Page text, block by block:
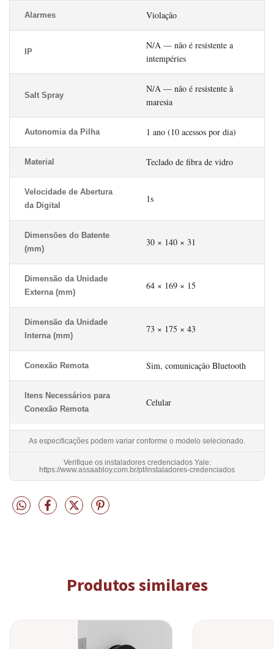
Alarmes Violação
IP
N/A — não é resistente a
intempéries
Salt Spray
N/A — não é resistente à
maresia
Autonomia da Pilha 1 ano (10 acessos por dia)
Material Teclado de fibra de vidro
Velocidade de Abertura
da Digital
1s
Dimensões do Batente
(mm)
30 × 140 × 31
Dimensão da Unidade
Externa (mm)
64 × 169 × 15
Dimensão da Unidade
Interna (mm)
73 × 175 × 43
Conexão Remota Sim, comunicação Bluetooth
Itens Necessários para
Conexão Remota
Celular
As especificações podem variar conforme o modelo selecionado.
Verifique os instaladores credenciados Yale:
https://www.assaabloy.com.br/pt/instaladores-credenciados
Produtos similares